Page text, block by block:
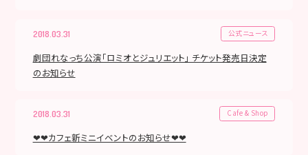
2018.03.31 公式ニュース
劇団れなっち公演「ロミオとジュリエット」 チケット発売日決定
のお知らせ
2018.03.31 Cafe & Shop
❤❤カフェ新ミニイベントのお知らせ❤❤